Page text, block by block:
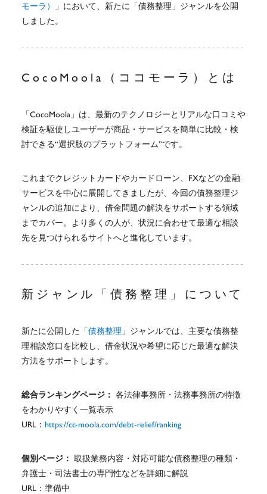
モーラ）
」において、新たに「債務整理」ジャンルを公開
しました。
CocoMoola（ココモーラ）とは
「CocoMoola」は、最新のテクノロジーとリアルな口コミや
検証を駆使しユーザーが商品・サービスを簡単に比較・検
討できる“選択肢のプラットフォーム”です。
これまでクレジットカードやカードローン、FXなどの金融
サービスを中心に展開してきましたが、今回の債務整理ジ
ャンルの追加により、借金問題の解決をサポートする領域
までカバー。より多くの人が、状況に合わせて最適な相談
先を見つけられるサイトへと進化しています。
新ジャンル「債務整理」について
新たに公開した「債務整理 」ジャンルでは、主要な債務整
理相談窓口を比較し、借金状況や希望に応じた最適な解決
方法をサポートします。
総合ランキングページ： 各法律事務所・法務事務所の特徴
をわかりやすく一覧表示
URL： https://cc-moola.com/debt-relief/ranking
個別ページ： 取扱業務内容・対応可能な債務整理の種類・
弁護士・司法書士の専門性などを詳細に解説
URL：準備中